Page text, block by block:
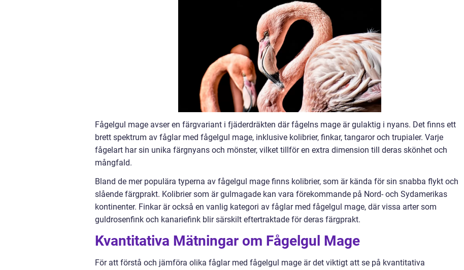
Fågelgul mage avser en färgvariant i fjäderdräkten där fågelns mage är gulaktig i nyans. Det finns ett
brett spektrum av fåglar med fågelgul mage, inklusive kolibrier, finkar, tangaror och trupialer. Varje
fågelart har sin unika färgnyans och mönster, vilket tillför en extra dimension till deras skönhet och
mångfald.
Bland de mer populära typerna av fågelgul mage finns kolibrier, som är kända för sin snabba flykt och
slående färgprakt. Kolibrier som är gulmagade kan vara förekommande på Nord- och Sydamerikas
kontinenter. Finkar är också en vanlig kategori av fåglar med fågelgul mage, där vissa arter som
guldrosenfink och kanariefink blir särskilt eftertraktade för deras färgprakt.
Kvantitativa Mätningar om Fågelgul Mage
För att förstå och jämföra olika fåglar med fågelgul mage är det viktigt att se på kvantitativa